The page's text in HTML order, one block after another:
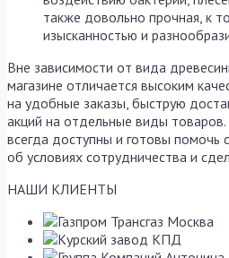
также довольно прочная, к
изысканностью и
Вне зависимости от вида
магазине отличается высоким
на удобные заказы, быструю
акций на отдельные виды
всегда доступны и готовы помочь
об условиях сотрудничества и
НАШИ КЛИЕНТЫ